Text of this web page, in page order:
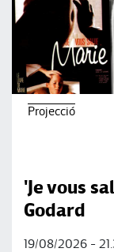
Projecció
'Je vous
Godard
19/08/2026 -